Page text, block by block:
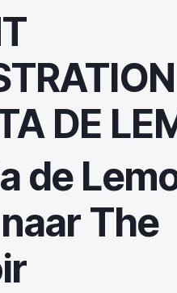
DE
de
The